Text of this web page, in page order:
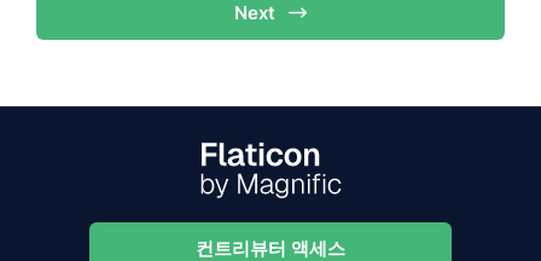
Next
컨트리뷰터 액세스